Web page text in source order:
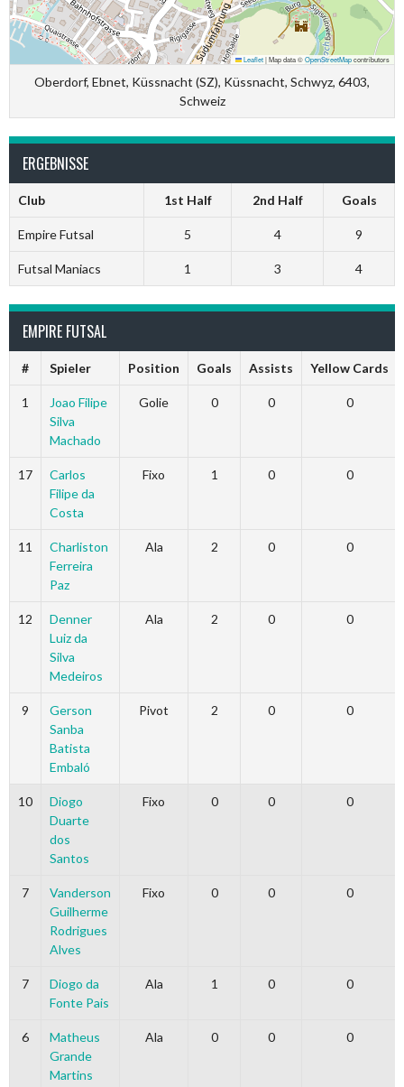
Leaflet|Map data ©OpenStreetMapcontributors
Oberdorf, Ebnet, Küssnacht (SZ), Küssnacht, Schwyz, 6403,
Schweiz
ERGEBNISSE
Club 1st Half 2nd Half Goals
Empire Futsal 5 4 9
Futsal Maniacs 1 3 4
EMPIRE FUTSAL
# Spieler Position Goals Assists Yellow Cards
1
Joao Filipe
Silva
Machado
Golie 0 0 0
17
Carlos
Filipe da
Costa
Fixo 1 0 0
11
Charliston
Ferreira
Paz
Ala 2 0 0
12
Denner
Luiz da
Silva
Medeiros
Ala 2 0 0
9
Gerson
Sanba
Batista
Embaló
Pivot 2 0 0
10
Diogo
Duarte
dos
Santos
Fixo 0 0 0
7
Vanderson
Guilherme
Rodrigues
Alves
Fixo 0 0 0
7
Diogo da
Fonte Pais
Ala 1 0 0
6
Matheus
Grande
Martins
Ala 0 0 0